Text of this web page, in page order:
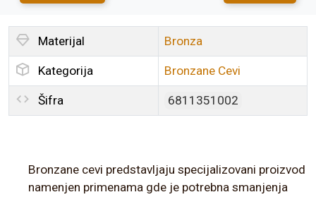
Materijal Bronza
Kategorija Bronzane Cevi
Šifra 6811351002
Bronzane cevi predstavljaju specijalizovani proizvod
namenjen primenama gde je potrebna smanjenja